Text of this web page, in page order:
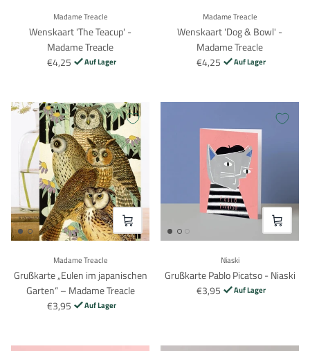
Madame Treacle
Wenskaart 'The Teacup' -
Madame Treacle
€4,25
Auf Lager
Madame Treacle
Wenskaart 'Dog & Bowl' -
Madame Treacle
€4,25
Auf Lager
VOEG TOE
Madame Treacle
Grußkarte „Eulen im japanischen
Garten“ – Madame Treacle
€3,95
Auf Lager
VOEG TOE
Niaski
Grußkarte Pablo Picatso - Niaski
€3,95
Auf Lager